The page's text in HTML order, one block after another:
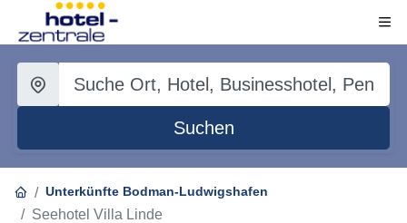
Suchen
Unterkünfte Bodman-Ludwigshafen
Seehotel Villa Linde